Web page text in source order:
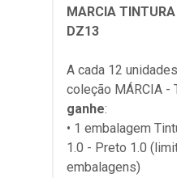
MARCIA
DZ13
A cada 12
coleção MÁRCIA -
ganhe:
• 1 embalagem
1.0 - Preto 1.0
embalagens)